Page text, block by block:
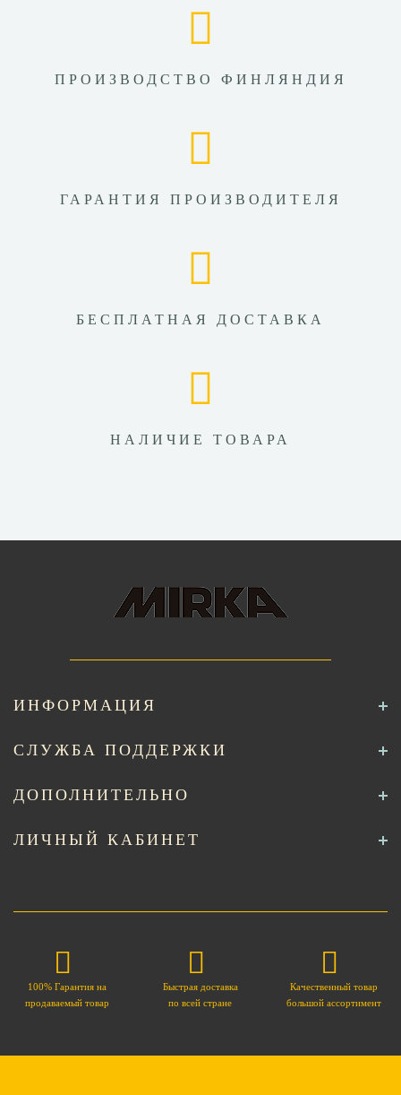
ПРОИЗВОДСТВО ФИНЛЯНДИЯ
ГАРАНТИЯ ПРОИЗВОДИТЕЛЯ
БЕСПЛАТНАЯ ДОСТАВКА
НАЛИЧИЕ ТОВАРА
ИНФОРМАЦИЯ
СЛУЖБА ПОДДЕРЖКИ
ДОПОЛНИТЕЛЬНО
ЛИЧНЫЙ КАБИНЕТ
100% Гарантия на
продаваемый товар
Быстрая доставка
по всей стране
Качественный товар
большой ассортимент